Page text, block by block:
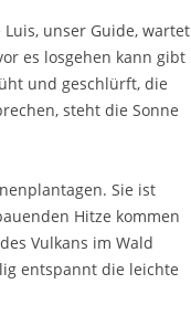
unser Guide, wartet
es losgehen kann gibt
und geschlürft, die
steht die Sonne
Sie ist
Hitze kommen
Vulkans im Wald
entspannt die leichte